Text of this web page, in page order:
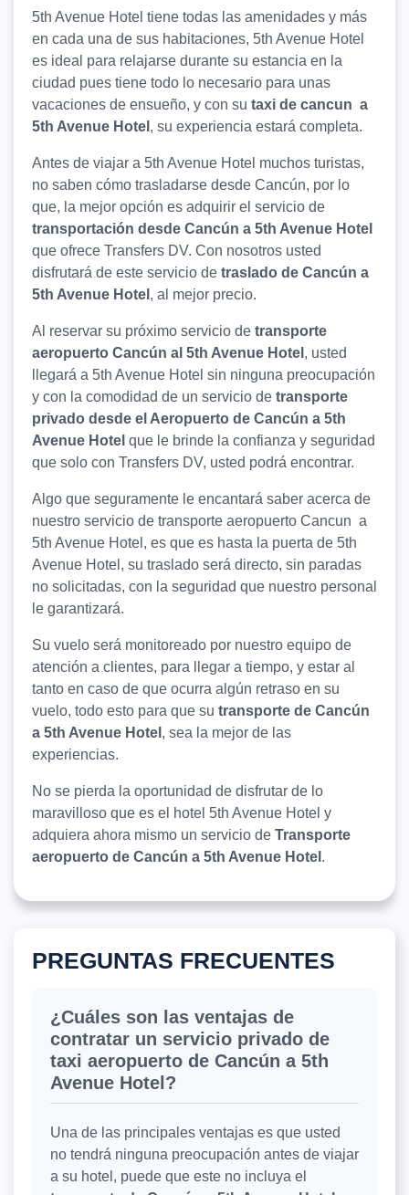
5th Avenue Hotel tiene todas las amenidades y más
en cada una de sus habitaciones, 5th Avenue Hotel
es ideal para relajarse durante su estancia en la
ciudad pues tiene todo lo necesario para unas
vacaciones de ensueño, y con su taxi de cancun a
5th Avenue Hotel , su experiencia estará completa.
Antes de viajar a 5th Avenue Hotel muchos turistas,
no saben cómo trasladarse desde Cancún, por lo
que, la mejor opción es adquirir el servicio de
transportación desde Cancún a 5th Avenue Hotel
que ofrece Transfers DV. Con nosotros usted
disfrutará de este servicio de traslado de Cancún a
5th Avenue Hotel , al mejor precio.
Al reservar su próximo servicio de transporte
aeropuerto Cancún al 5th Avenue Hotel , usted
llegará a 5th Avenue Hotel sin ninguna preocupación
y con la comodidad de un servicio de transporte
privado desde el Aeropuerto de Cancún a 5th
Avenue Hotel que le brinde la confianza y seguridad
que solo con Transfers DV, usted podrá encontrar.
Algo que seguramente le encantará saber acerca de
nuestro servicio de transporte aeropuerto Cancun a
5th Avenue Hotel, es que es hasta la puerta de 5th
Avenue Hotel, su traslado será directo, sin paradas
no solicitadas, con la seguridad que nuestro personal
le garantizará.
Su vuelo será monitoreado por nuestro equipo de
atención a clientes, para llegar a tiempo, y estar al
tanto en caso de que ocurra algún retraso en su
vuelo, todo esto para que su transporte de Cancún
a 5th Avenue Hotel , sea la mejor de las
experiencias.
No se pierda la oportunidad de disfrutar de lo
maravilloso que es el hotel 5th Avenue Hotel y
adquiera ahora mismo un servicio de Transporte
aeropuerto de Cancún a 5th Avenue Hotel .
PREGUNTAS FRECUENTES
¿Cuáles son las ventajas de
contratar un servicio privado de
taxi aeropuerto de Cancún a 5th
Avenue Hotel?
Una de las principales ventajas es que usted
no tendrá ninguna preocupación antes de viajar
a su hotel, puede que este no incluya el